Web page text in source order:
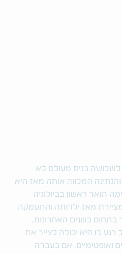
לשלושה בנים מעולם לא
והנתינה המלווה אותה מאז היא
תואר ראשון בביולוגיה
מציירת מאז ילדותה והתעמקה
בתחום בשנים האחרונות,
רגע בו היא יכולה לצייר את
ואופטימיים. אם בעברה